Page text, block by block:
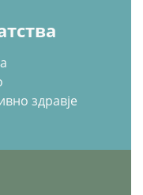
здравје